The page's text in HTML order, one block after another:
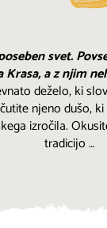
svet.
Krasa, a z njim
deželo, ki
njeno dušo,
izročila.
tradicijo …